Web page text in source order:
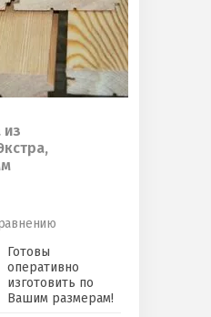
из
Готовы
оперативно
изготовить по
Вашим размерам!